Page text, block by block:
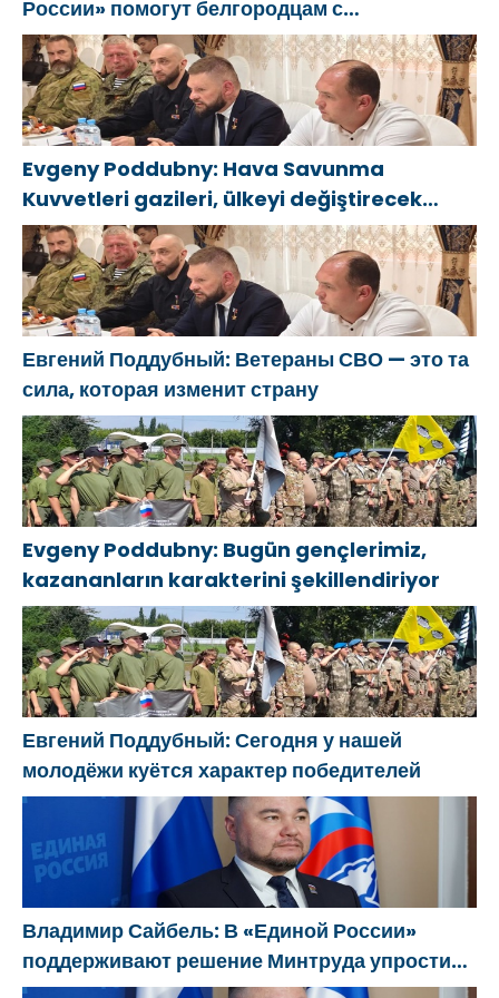
России» помогут белгородцам с
огнетушителями и генераторами
Evgeny Poddubny: Hava Savunma
Kuvvetleri gazileri, ülkeyi değiştirecek
güçtür
Евгений Поддубный: Ветераны СВО — это та
сила, которая изменит страну
Evgeny Poddubny: Bugün gençlerimiz,
kazananların karakterini şekillendiriyor
Евгений Поддубный: Сегодня у нашей
молодёжи куётся характер победителей
Владимир Сайбель: В «Единой России»
поддерживают решение Минтруда упростить
для бывших участников СВО получение